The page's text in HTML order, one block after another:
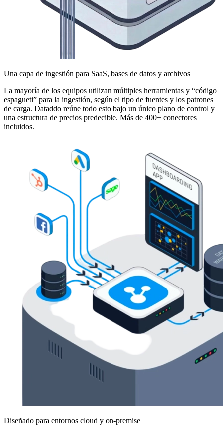
Una capa de ingestión para SaaS, bases de datos y archivos
La mayoría de los equipos utilizan múltiples herramientas y “código
espagueti” para la ingestión, según el tipo de fuentes y los patrones
de carga. Dataddo reúne todo esto bajo un único plano de control y
una estructura de precios predecible. Más de 400+ conectores
incluidos.
Diseñado para entornos cloud y on-premise